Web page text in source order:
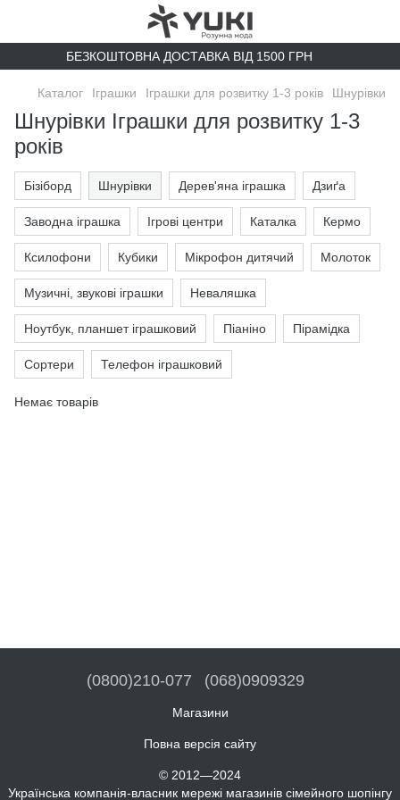
БЕЗКОШТОВНА ДОСТАВКА ВІД 1500 ГРН
Каталог Іграшки Іграшки для розвитку 1-3 років Шнурівки
Шнурівки Іграшки для розвитку 1-3
років
Бізіборд Шнурівки Дерев'яна іграшка Дзиґа
Заводна іграшка Ігрові центри Каталка Кермо
Ксилофони Кубики Мікрофон дитячий Молоток
Музичні, звукові іграшки Неваляшка
Ноутбук, планшет іграшковий Піаніно Пірамідка
Сортери Телефон іграшковий
Немає товарів
(0800)210-077 (068)0909329
Магазини
Повна версія сайту
© 2012—2024
Українська компанія-власник мережі магазинів сімейного шопінгу